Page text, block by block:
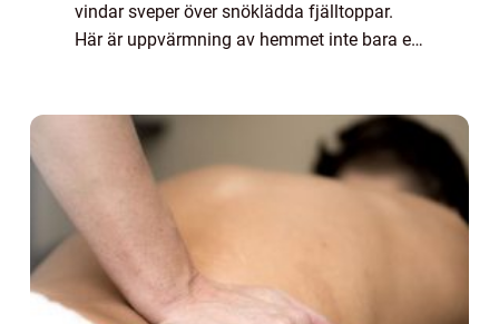
vindar sveper över snöklädda fjälltoppar.
Här är uppvärmning av hemmet inte bara en